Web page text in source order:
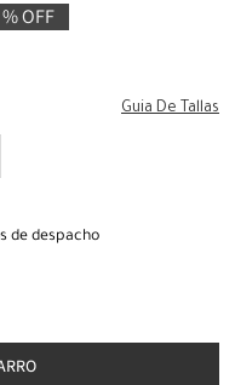
OFF
Guia De Tallas
de despacho